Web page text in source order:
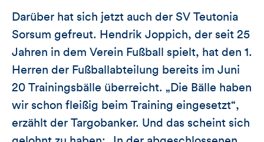
Darüber hat sich jetzt auch der SV Teutonia
Sorsum gefreut. Hendrik Joppich, der seit 25
Jahren in dem Verein Fußball spielt, hat den 1.
Herren der Fußballabteilung bereits im Juni
20 Trainingsbälle überreicht. „Die Bälle haben
wir schon fleißig beim Training eingesetzt“,
erzählt der Targobanker. Und das scheint sich